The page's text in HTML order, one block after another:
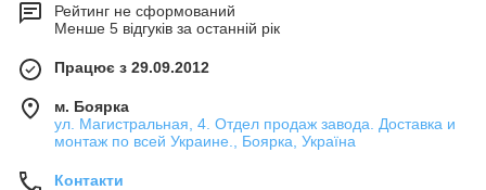
Рейтинг не сформований
Менше 5 відгуків за останній рік
Працює з 29.09.2012
м. Боярка
ул. Магистральная, 4. Отдел продаж завода. Доставка и
монтаж по всей Украине., Боярка, Україна
Контакти